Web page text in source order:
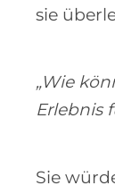
sie
„Wie
Erlebnis
Sie